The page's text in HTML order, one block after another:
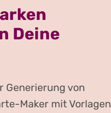
Deine
Generierung von
Maker mit Vorlagen